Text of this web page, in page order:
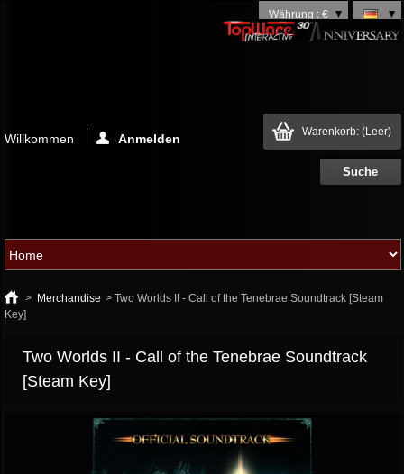
Währung : €
Warenkorb: (Leer)
Willkommen Anmelden
> Merchandise > Two Worlds II - Call of the Tenebrae Soundtrack [Steam
Key]
Two Worlds II - Call of the Tenebrae Soundtrack
[Steam Key]